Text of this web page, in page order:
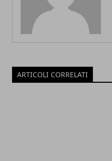
ARTICOLI CORRELATI